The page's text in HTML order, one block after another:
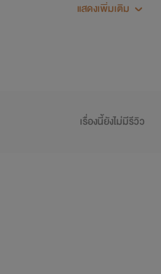
กันดีกว่าาาา
"รัตติกสลภูธาร"
แสดงเพิ่มเติม
เรื่องนี้ยังไม่มีรีวิว